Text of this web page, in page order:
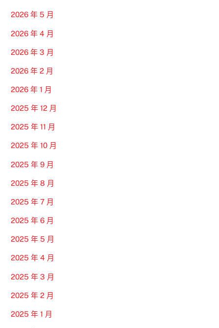
2026 年 5 月
2026 年 4 月
2026 年 3 月
2026 年 2 月
2026 年 1 月
2025 年 12 月
2025 年 11 月
2025 年 10 月
2025 年 9 月
2025 年 8 月
2025 年 7 月
2025 年 6 月
2025 年 5 月
2025 年 4 月
2025 年 3 月
2025 年 2 月
2025 年 1 月